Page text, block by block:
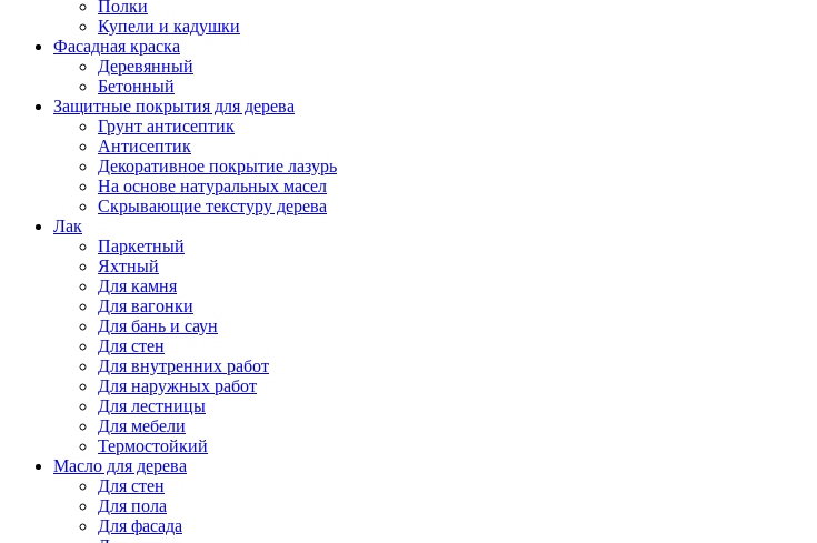
Полки
Купели и кадушки
Фасадная краска
Деревянный
Бетонный
Защитные покрытия для дерева
Грунт антисептик
Антисептик
Декоративное покрытие лазурь
На основе натуральных масел
Скрывающие текстуру дерева
Лак
Паркетный
Яхтный
Для камня
Для вагонки
Для бань и саун
Для стен
Для внутренних работ
Для наружных работ
Для лестницы
Для мебели
Термостойкий
Масло для дерева
Для стен
Для пола
Для фасада